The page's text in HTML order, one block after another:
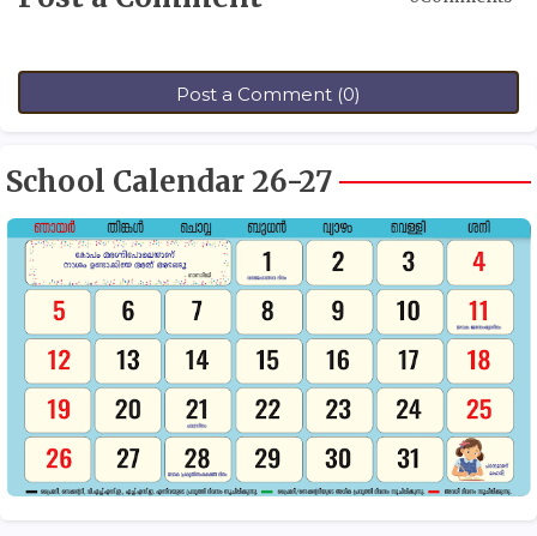
Post a Comment (0)
School Calendar 26-27